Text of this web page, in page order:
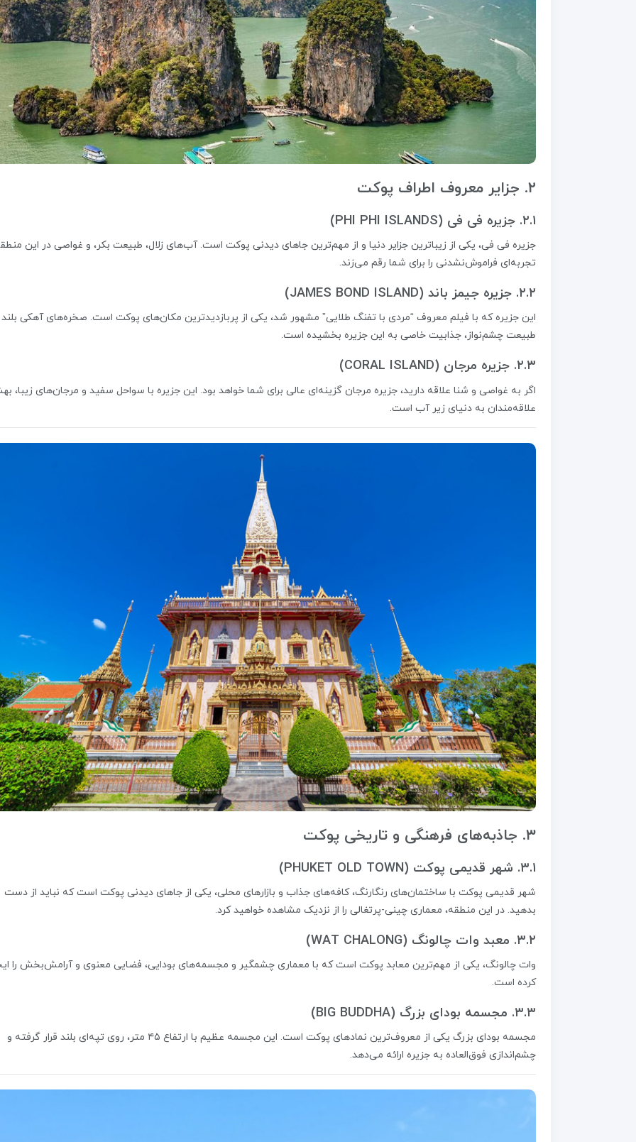
۲. جزایر معروف اطراف پوکت
۲.۱. جزیره فی فی (PHI PHI ISLANDS)
جزیره فی فی، یکی از زیباترین جزایر دنیا و از مهم‌ترین جاهای دیدنی پوکت است. آب‌های زلال، طبیعت بکر، و غواصی در این
تجربه‌ای فراموش‌نشدنی را برای شما رقم می‌زند.
۲.۲. جزیره جیمز باند (JAMES BOND ISLAND)
این جزیره که با فیلم معروف “مردی با تفنگ طلایی” مشهور شد، یکی از پربازدیدترین مکان‌های پوکت است. صخره‌های آهکی
طبیعت چشم‌نواز، جذابیت خاصی به این جزیره بخشیده است.
۲.۳. جزیره مرجان (CORAL ISLAND)
اگر به غواصی و شنا علاقه دارید، جزیره مرجان گزینه‌ای عالی برای شما خواهد بود. این جزیره با سواحل سفید و مرجان‌های زیبا،
علاقه‌مندان به دنیای زیر آب است.
۳. جاذبه‌های فرهنگی و تاریخی پوکت
۳.۱. شهر قدیمی پوکت (PHUKET OLD TOWN)
شهر قدیمی پوکت با ساختمان‌های رنگارنگ، کافه‌های جذاب و بازارهای محلی، یکی از جاهای دیدنی پوکت است که نباید از دست
بدهید. در این منطقه، معماری چینی-پرتغالی را از نزدیک مشاهده خواهید کرد.
۳.۲. معبد وات چالونگ (WAT CHALONG)
وات چالونگ، یکی از مهم‌ترین معابد پوکت است که با معماری چشمگیر و مجسمه‌های بودایی، فضایی معنوی و آرامش‌بخش را
کرده است.
۳.۳. مجسمه بودای بزرگ (BIG BUDDHA)
مجسمه بودای بزرگ یکی از معروف‌ترین نمادهای پوکت است. این مجسمه عظیم با ارتفاع ۴۵ متر، روی تپه‌ای بلند قرار گرفته و
چشم‌اندازی فوق‌العاده به جزیره ارائه می‌دهد.